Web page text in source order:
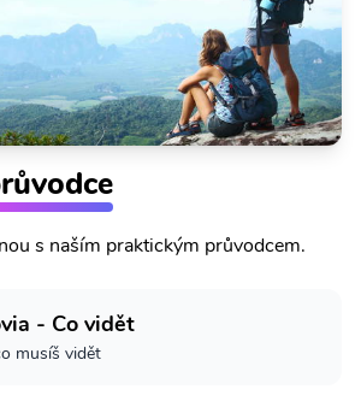
s naším praktickým průvodcem.
- Co vidět
musíš vidět